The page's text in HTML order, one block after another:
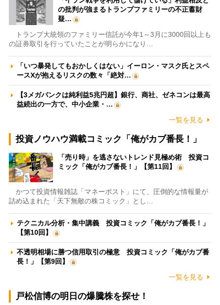
の批判が強まるトランプファミリーの不正蓄財
疑…
トランプ大統領のファミリー信託が今年1～3月に3000回以上も
の証券取引を行っていたことが明らかになり…
「いつ暴発してもおかしくはない」イーロン・マスク氏とスペ
ースXが抱えるリスクの数々「絶対…
【3メガバンクは純利益5兆円超】銀行、商社、ゼネコンは最高
益続出の一方で、中小企業・…
一覧を見る
投資ノウハウ満載コミック「俺がカブ番長！」
「売り時」を逃さないトレンド見極め術 投資コ
ミック「俺がカブ番長！」【第11回】
かつて投資情報雑誌「マネーポスト」にて、圧倒的な情報量が
詰め込まれた「天下無敵の株コミック」とし…
テクニカル分析・集中講義 投資コミック「俺がカブ番長！」
【第10回】
不透明相場に勝つ信用取引の極意 投資コミック「俺がカブ番
長！」【第9回】
一覧を見る
戸松信博の明日の爆騰株を探せ！